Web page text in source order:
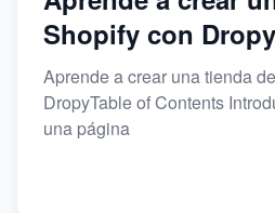
Shopify con Dropy
Aprende a crear una tienda
DropyTable of Contents
una página